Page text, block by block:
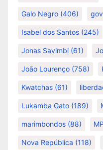
Galo Negro (406)
Isabel dos Santos (245)
Jonas Savimbi (61)
João Lourenço (758)
Kwatchas (61)
Lukamba Gato (189)
marimbondos (88)
Nova República (118)